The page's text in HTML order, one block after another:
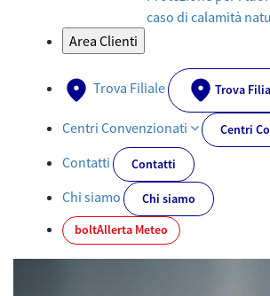
caso di calamità
Area Clienti
Trova Filiale Trova
Centri Convenzionati Centri
Contatti Contatti
Chi siamo
Chi siamo
boltAllerta Meteo